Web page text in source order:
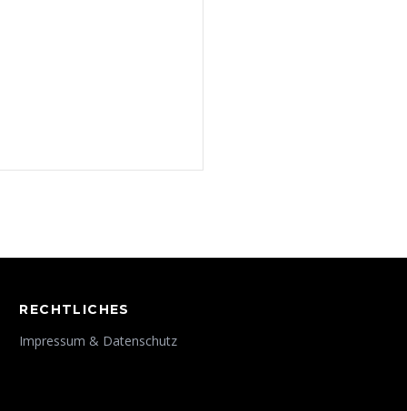
RECHTLICHES
Impressum & Datenschutz